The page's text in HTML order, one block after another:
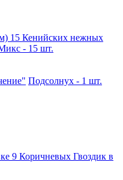
15 Кенийских нежных
- 15 шт.
Подсолнух - 1 шт.
9 Коричневых Гвоздик в